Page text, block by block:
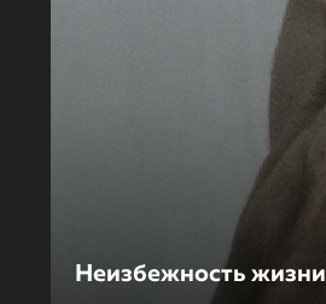
Неизбежность жизни